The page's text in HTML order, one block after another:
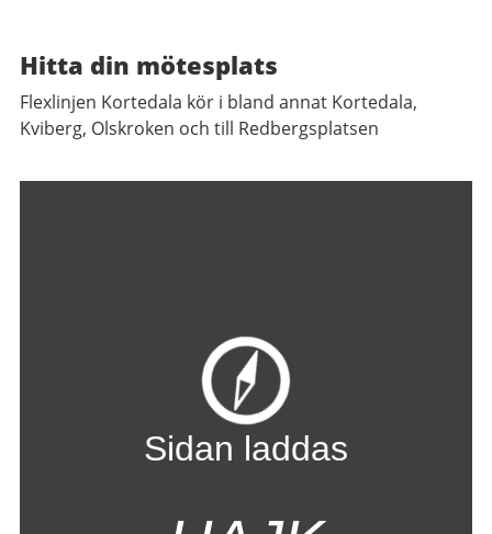
Hitta din mötesplats
Flexlinjen Kortedala kör i bland annat Kortedala,
Kviberg, Olskroken och till Redbergsplatsen